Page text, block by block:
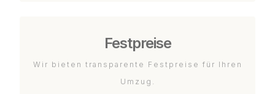
Festpreise
Wir bieten transparente Festpreise für Ihren
Umzug.